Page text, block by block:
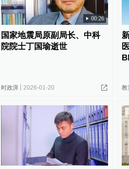
00:26
国家地震局原副局长、中科
院院士丁国瑜逝世
时政湃 2026-01-20 教